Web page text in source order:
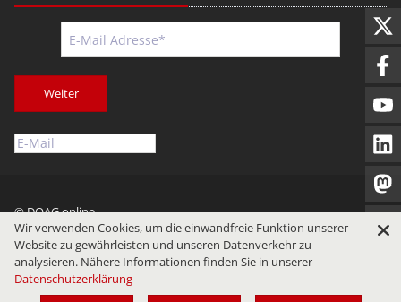
Weiter
© DOAG online
Impressum
Datenschutz Nutzungsbedingungen
Wir verwenden Cookies, um die einwandfreie Funktion unserer
Website zu gewährleisten und unseren Datenverkehr zu
analysieren. Nähere Informationen finden Sie in unserer
Datenschutzerklärung